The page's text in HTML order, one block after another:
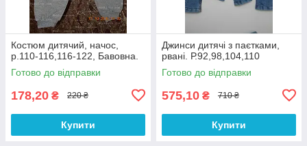
Костюм дитячий, начос,
р.110-116,116-122, Бавовна.
Готово до відправки
178,20 ₴ 220 ₴
Купити
Джинси дитячі з паєтками,
рвані. Р.92,98,104,110
Готово до відправки
575,10 ₴ 710 ₴
Купити